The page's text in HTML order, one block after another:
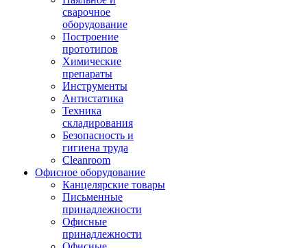
сварочное
оборудование
Построение
прототипов
Химические
препараты
Инструменты
Aнтистатика
Техника
складирования
Безопасность и
гигиена труда
Cleanroom
Офисное оборудование
Канцелярские товары
Письменные
принадлежности
Офисные
принадлежности